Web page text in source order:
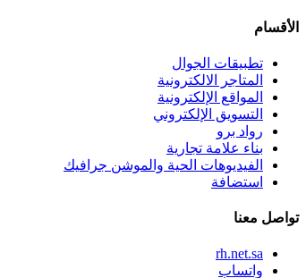
الأقسام
تطبيقات الجوال
المتاجر الالكترونية
المواقع الإلكترونية
التسويق الإلكتروني
رواد برو
بناء علامة تجارية
الفيديوهات الحية والموشن جرافيك
استضافة
تواصل معنا
rh.net.sa
واتساب